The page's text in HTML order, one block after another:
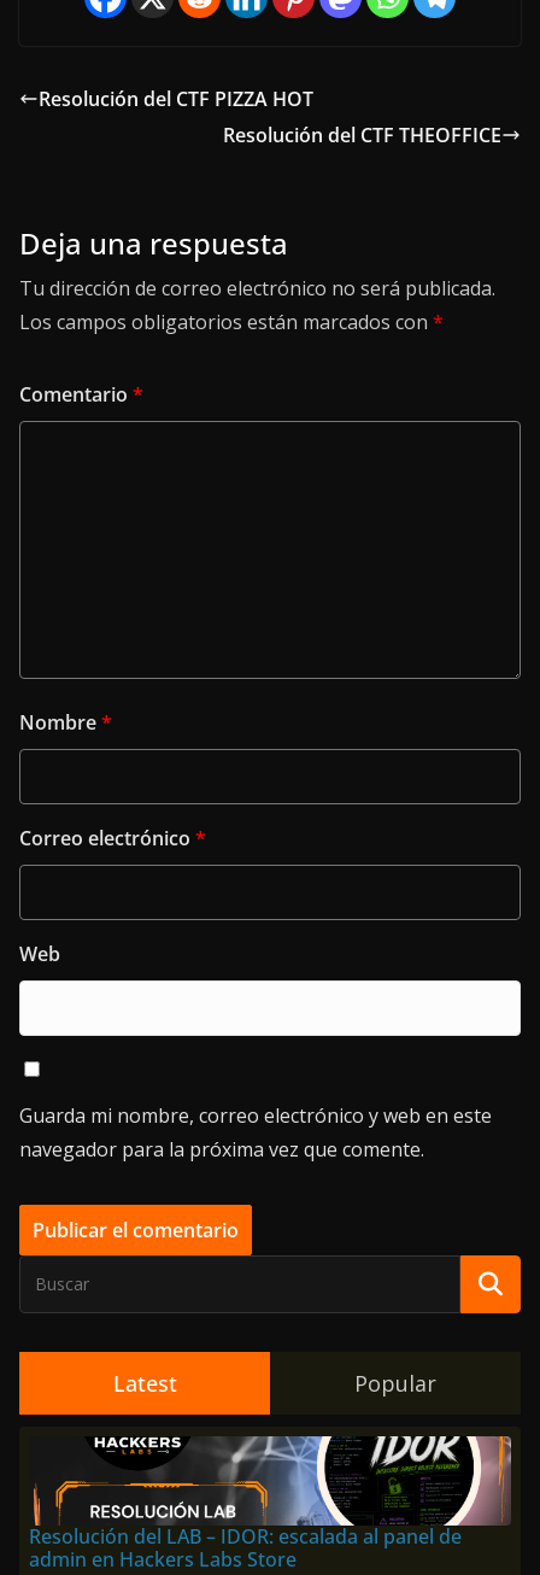
Resolución del CTF PIZZA HOT
Resolución del CTF THEOFFICE
Deja una respuesta
Tu dirección de correo electrónico no será publicada.
Los campos obligatorios están marcados con *
Comentario *
Nombre*
Correo electrónico *
Web
Guarda mi nombre, correo electrónico y web en este
navegador para la próxima vez que comente.
Latest Popular
Resolución del LAB – IDOR: escalada al panel de
admin en Hackers Labs Store